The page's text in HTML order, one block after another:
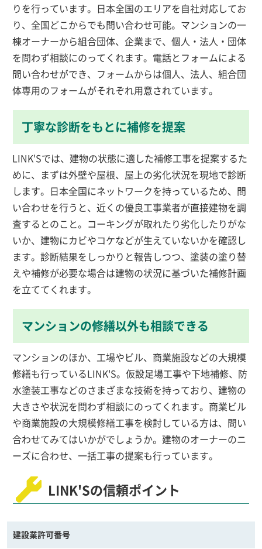
りを行っています。日本全国のエリアを自社対応してお
り、全国どこからでも問い合わせ可能。マンションの一
棟オーナーから組合団体、企業まで、個人・法人・団体
を問わず相談にのってくれます。電話とフォームによる
問い合わせができ、フォームからは個人、法人、組合団
体専用のフォームがそれぞれ用意されています。
丁寧な診断をもとに補修を提案
LINK'Sでは、建物の状態に適した補修工事を提案するた
めに、まずは外壁や屋根、屋上の劣化状況を現地で診断
します。日本全国にネットワークを持っているため、問
い合わせを行うと、近くの優良工事業者が直接建物を調
査するとのこと。コーキングが取れたり劣化したりがな
いか、建物にカビやコケなどが生えていないかを確認し
ます。診断結果をしっかりと報告しつつ、塗装の塗り替
えや補修が必要な場合は建物の状況に基づいた補修計画
を立ててくれます。
マンションの修繕以外も相談できる
マンションのほか、工場やビル、商業施設などの大規模
修繕も行っているLINK'S。仮設足場工事や下地補修、防
水塗装工事などのさまざまな技術を持っており、建物の
大きさや状況を問わず相談にのってくれます。商業ビル
や商業施設の大規模修繕工事を検討している方は、問い
合わせてみてはいかがでしょうか。建物のオーナーのニ
ーズに合わせ、一括工事の提案も行っています。
LINK'Sの信頼ポイント
建設業許可番号